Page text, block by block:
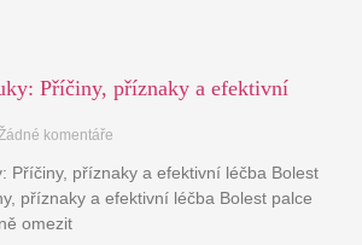
Příčiny, příznaky a efektivní
komentáře
Příčiny, příznaky a efektivní léčba Bolest
příznaky a efektivní léčba Bolest palce
omezit